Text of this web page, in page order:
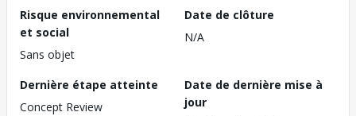
Risque environnemental
et social
Sans objet
Date de clôture
N/A
Dernière étape atteinte
Concept Review
Date de dernière mise à
jour